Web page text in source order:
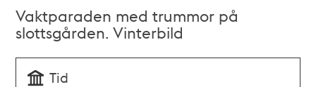
Vaktparaden med trummor på
slottsgården. Vinterbild
Tid